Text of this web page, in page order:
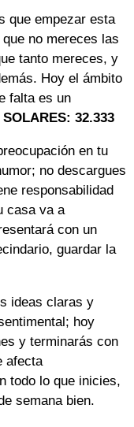
que empezar esta
no mereces las
tanto mereces, y
Hoy el ámbito
falta es un
32.333
en tu
no descargues
responsabilidad
casa va a
con un
guardar la
ideas claras y
hoy
y terminarás con
afecta
todo lo que inicies,
semana bien.